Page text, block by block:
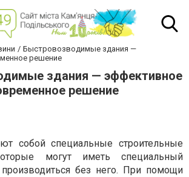
Быстровозводимые здания —
решение
здания — эффективное
решение
собой специальные строительные
могут иметь специальный
производиться без него. При помощи